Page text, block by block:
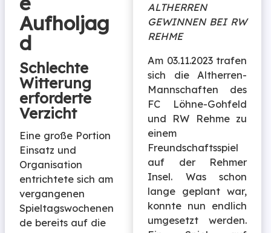
Aufholjag
d
Schlechte
Witterung
erforderte
Verzicht
Eine große Portion
Einsatz und
Organisation
entrichtete sich am
vergangenen
Spieltagswochenen
de bereits auf die
ALTHERREN
GEWINNEN BEI RW
REHME
Am 03.11.2023 trafen
sich die Altherren-
Mannschaften des
FC Löhne-Gohfeld
und RW Rehme zu
einem
Freundschaftsspiel
auf der Rehmer
Insel. Was schon
lange geplant war,
konnte nun endlich
umgesetzt werden.